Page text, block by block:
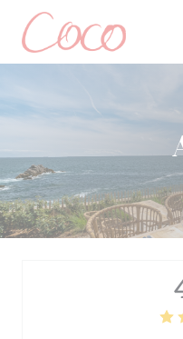
Personnalisation de vos